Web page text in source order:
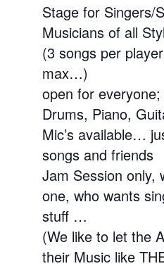
Stage for Singers/
Musicians of all
(3 songs per
max…)
open for
Drums, Piano,
Mic’s available…
songs and friends
Jam Session only,
one, who wants
stuff …
(We like to let the
their Music like